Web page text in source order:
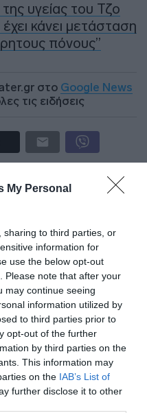
My Personal
sharing to third parties, or
information for
use the below opt-out
Please note that after your
may continue seeing
information utilized by
to third parties prior to
opt-out of the further
by third parties on the
This information may
on the IAB’s List of
further disclose it to other
υγείας του Τζο
κάνει μετάσταση
πόνους”
στο Google News
τις ειδήσεις